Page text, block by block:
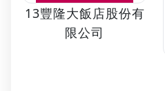
13豐隆大飯店股份有
限公司